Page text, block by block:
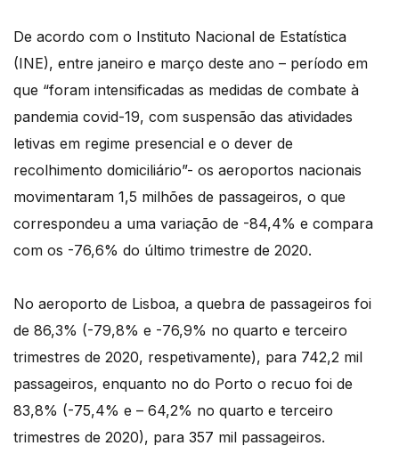
De acordo com o Instituto Nacional de Estatística
(INE), entre janeiro e março deste ano – período em
que “foram intensificadas as medidas de combate à
pandemia covid-19, com suspensão das atividades
letivas em regime presencial e o dever de
recolhimento domiciliário”- os aeroportos nacionais
movimentaram 1,5 milhões de passageiros, o que
correspondeu a uma variação de -84,4% e compara
com os -76,6% do último trimestre de 2020.
No aeroporto de Lisboa, a quebra de passageiros foi
de 86,3% (-79,8% e -76,9% no quarto e terceiro
trimestres de 2020, respetivamente), para 742,2 mil
passageiros, enquanto no do Porto o recuo foi de
83,8% (-75,4% e – 64,2% no quarto e terceiro
trimestres de 2020), para 357 mil passageiros.